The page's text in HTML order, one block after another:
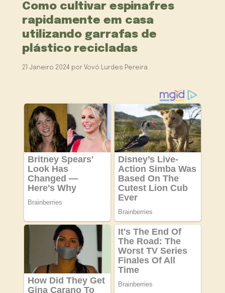
Como cultivar espinafres
rapidamente em casa
utilizando garrafas de
plástico recicladas
21 Janeiro 2024 por Vovó Lurdes Pereira